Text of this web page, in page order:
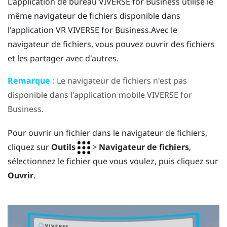
même navigateur de fichiers disponible dans
l'application VRVIVERSE for Business.Avec le
navigateur de fichiers, vous pouvez ouvrir des fichiers
et les partager avec d'autres.
Remarque : Le navigateur de fichiers n'est pas
disponible dans l'application mobileVIVERSE for
Business.
Pour ouvrir un fichier dans le navigateur de fichiers,
cliquez sur Outils > Navigateur de fichiers,
sélectionnez le fichier que vous voulez, puis cliquez sur
Ouvrir.